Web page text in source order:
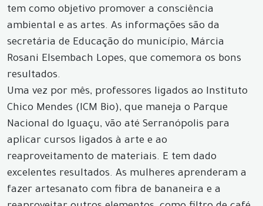
tem como objetivo promover a consciência
ambiental e as artes. As informações são da
secretária de Educação do município, Márcia
Rosani Elsembach Lopes, que comemora os bons
resultados.
Uma vez por mês, professores ligados ao Instituto
Chico Mendes (ICM Bio), que maneja o Parque
Nacional do Iguaçu, vão até Serranópolis para
aplicar cursos ligados à arte e ao
reaproveitamento de materiais. E tem dado
excelentes resultados. As mulheres aprenderam a
fazer artesanato com fibra de bananeira e a